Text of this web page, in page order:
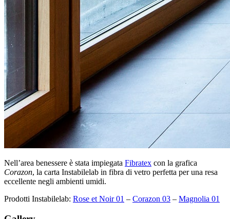
Nell’area benessere è stata impiegata Fibratex con la grafica
Corazon, la carta Instabilelab in fibra di vetro perfetta per una resa
eccellente negli ambienti umidi.
Prodotti Instabilelab: Rose et Noir 01 – Corazon 03 – Magnolia 01